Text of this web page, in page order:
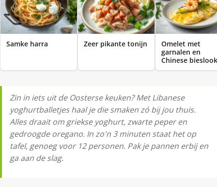
Samke harra Zeer pikante tonijn
Omelet met
garnalen en
Chinese bieslook
Zin in iets uit de Oosterse keuken? Met Libanese
yoghurtballetjes haal je die smaken zó bij jou thuis.
Alles draait om griekse yoghurt, zwarte peper en
gedroogde oregano. In zo'n 3 minuten staat het op
tafel, genoeg voor 12 personen. Pak je pannen erbij en
ga aan de slag.